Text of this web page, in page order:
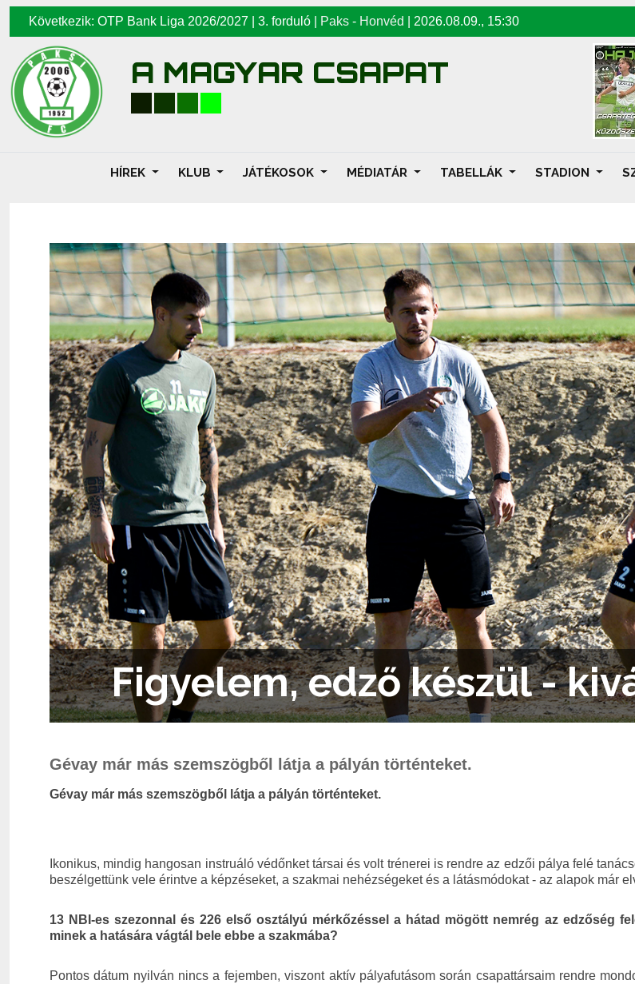
Következik: OTP Bank Liga 2026/2027 | 3. forduló | Paks - Honvéd 2026.08.09., 15:30
A MAGYAR CSAPAT
HÍREK KLUB JÁTÉKOSOK MÉDIATÁR TABELLÁK STADION
Figyelem, edző készül -
Gévay már más szemszögből látja a pályán történteket.
Gévay már más szemszögből látja a pályán történteket.
Ikonikus, mindig hangosan instruáló védőnket társai és volt trénerei is rendre az edzői pálya felé
beszélgettünk vele érintve a képzéseket, a szakmai nehézségeket és a látásmódokat - az alapok már
13 NBI-es szezonnal és 226 első osztályú mérkőzéssel a hátad mögött nemrég az edzőség
minek a hatására vágtál bele ebbe a szakmába?
Pontos dátum nyilván nincs a fejemben, viszont aktív pályafutásom során csapattársaim rendre